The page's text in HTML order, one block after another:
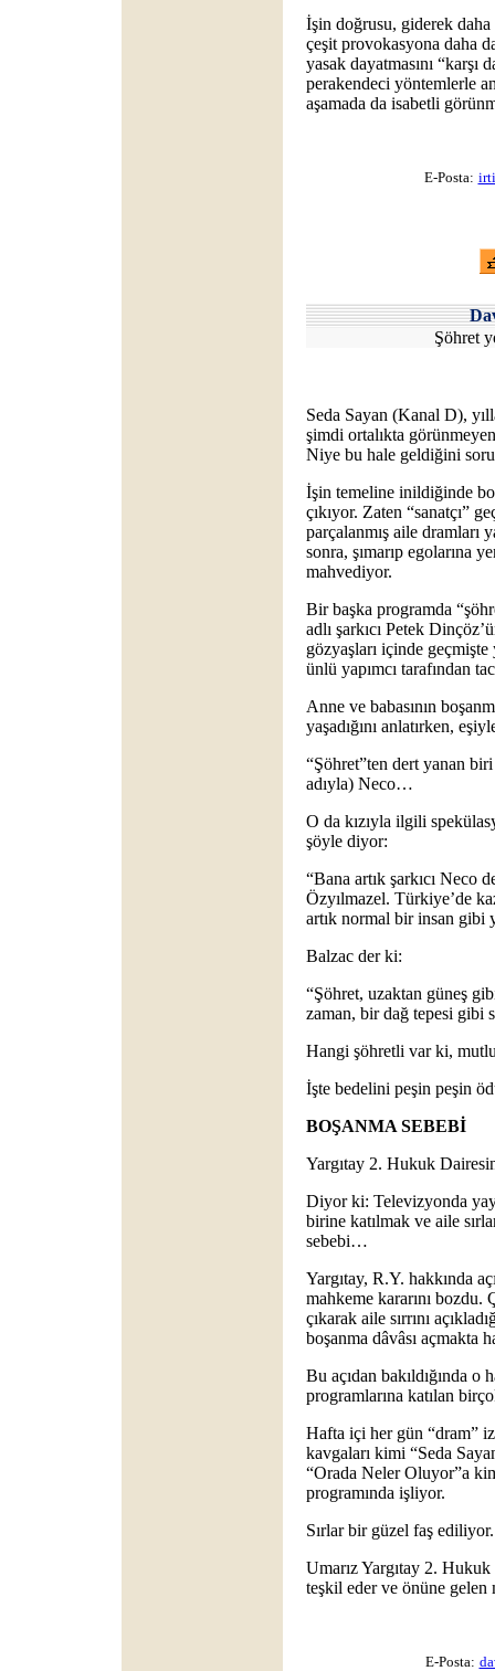
İşin doğrusu, giderek daha
çeşit provokasyona daha
yasak dayatmasını “karşı
perakendeci yöntemlerle
aşamada da isabetli
E-Posta:
Şöhret
Seda Sayan (Kanal D),
şimdi ortalıkta
Niye bu hale geldiğini
İşin temeline inildiğinde
çıkıyor. Zaten “sanatçı”
parçalanmış aile dramları
sonra, şımarıp egolarına
mahvediyor.
Bir başka programda
adlı şarkıcı Petek
gözyaşları içinde geçmişte
ünlü yapımcı tarafından
Anne ve babasının
yaşadığını anlatırken,
“Şöhret”ten dert yanan
adıyla) Neco…
O da kızıyla ilgili
şöyle diyor:
“Bana artık şarkıcı Neco
Özyılmazel. Türkiye’de
artık normal bir insan gibi
Balzac der ki:
“Şöhret, uzaktan güneş gibi
zaman, bir dağ tepesi gibi
Hangi şöhretli var ki,
İşte bedelini peşin peşin
BOŞANMA SEBEBİ
Yargıtay 2. Hukuk
Diyor ki: Televizyonda
birine katılmak ve aile
sebebi…
Yargıtay, R.Y. hakkında
mahkeme kararını bozdu.
çıkarak aile sırrını
boşanma dâvâsı açmakta
Bu açıdan bakıldığında o
programlarına katılan
Hafta içi her gün “dram”
kavgaları kimi “Seda
“Orada Neler Oluyor”a
programında işliyor.
Sırlar bir güzel faş ediliyor.
Umarız Yargıtay 2. Hukuk
teşkil eder ve önüne gelen
E-Posta: